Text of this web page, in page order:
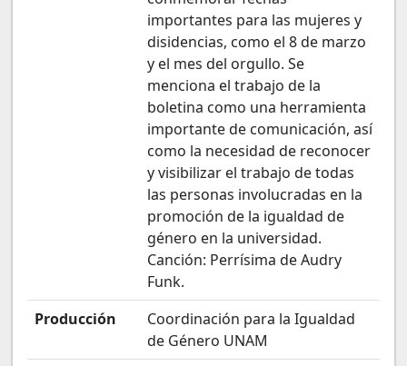
importantes para las mujeres y
disidencias, como el 8 de marzo
y el mes del orgullo. Se
menciona el trabajo de la
boletina como una herramienta
importante de comunicación, así
como la necesidad de reconocer
y visibilizar el trabajo de todas
las personas involucradas en la
promoción de la igualdad de
género en la universidad.
Canción: Perrísima de Audry
Funk.
Producción
Coordinación para la Igualdad
de Género UNAM